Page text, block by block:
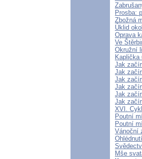
Prosba:
Zbožná
Úklid
Oprava
Ve
Okružní
Kaplička
Jak
Jak
Jak
Jak
Jak
Jak
XVI.
Poutní
Poutní
Vánoční
Mše